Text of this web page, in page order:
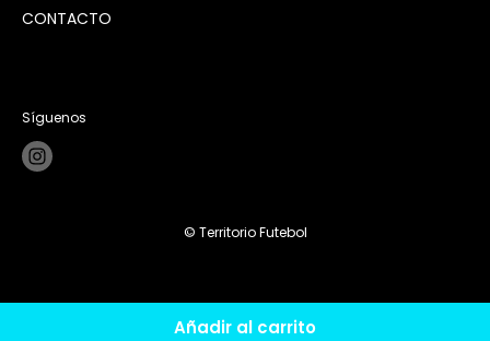
Añadir al carrito
CONTACTO
Síguenos
© Territorio Futebol